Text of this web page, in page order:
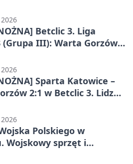
Betclic 3. Liga
(Grupa III): Warta Gorzów
Sparta Katowice –
2:1 w Betclic 3. Lidze
w doliczonym
Polskiego w
Wojskowy sprzęt i